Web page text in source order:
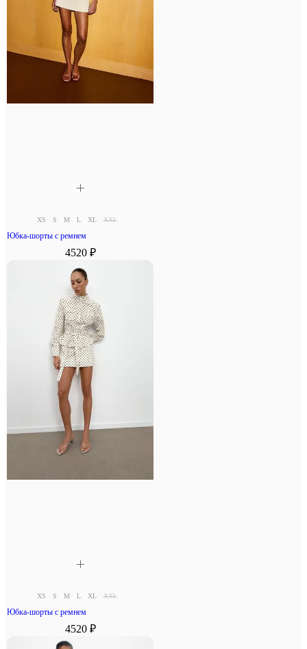
XS S M L XL XXL
Юбка-шорты с ремнем
4520 ₽
XS S M L XL XXL
Юбка-шорты с ремнем
4520 ₽